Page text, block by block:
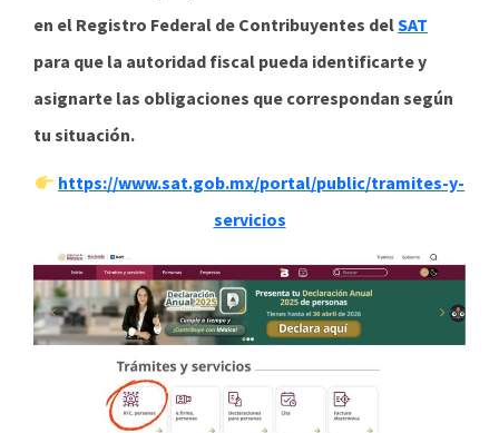
en el Registro Federal de Contribuyentes delSAT
para que la autoridad fiscal pueda identificarte y
asignarte las obligaciones que correspondan según
tu situación.
https://www.sat.gob.mx/portal/public/tramites-y-
servicios